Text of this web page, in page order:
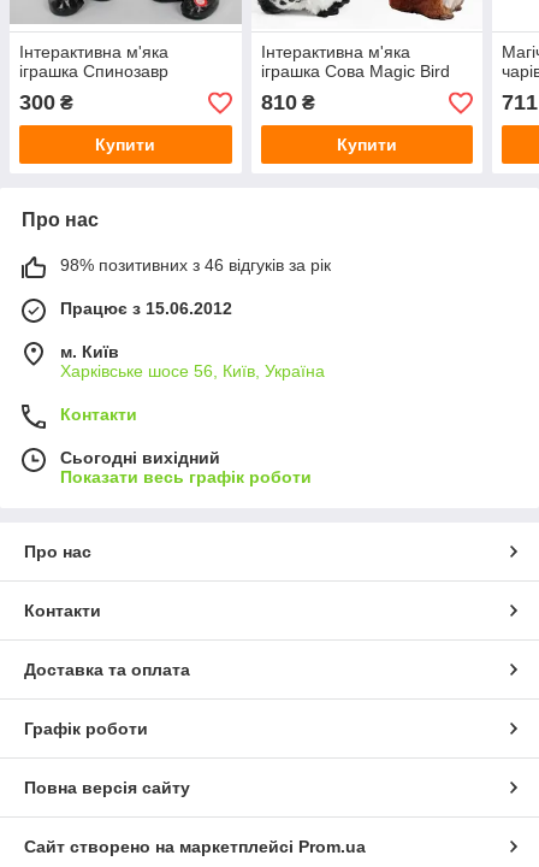
Інтерактивна м'яка
іграшка Спинозавр
300 ₴
Купити
Інтерактивна м'яка
іграшка Сова Magic Bird
810₴
Купити
711
Про нас
98% позитивних з 46 відгуків за рік
Працює з 15.06.2012
м. Київ
Харківське шосе 56, Київ, Україна
Контакти
Сьогодні вихідний
Показати весь графік роботи
Про нас
Контакти
Доставка та оплата
Графік роботи
Повна версія сайту
Сайт створено на маркетплейсі Prom.ua